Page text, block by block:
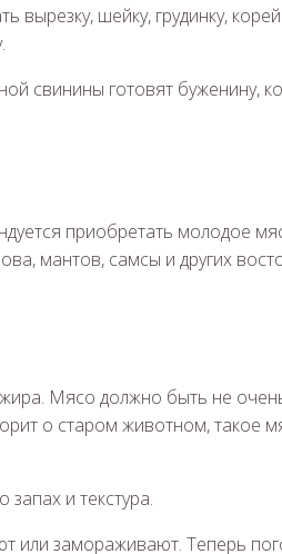
шейку, грудинку,
свинины готовят буженину,
приобретать молодое
мантов, самсы и других
Мясо должно быть не
о старом животном, такое
и текстура.
или замораживают. Теперь